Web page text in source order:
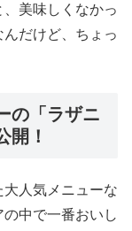
美味しくなかっ
だけど、ちょっ
の「ラザニ
開！
人気メニューな
中で一番おいし